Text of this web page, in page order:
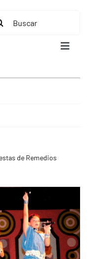
Toggle
de Remedios